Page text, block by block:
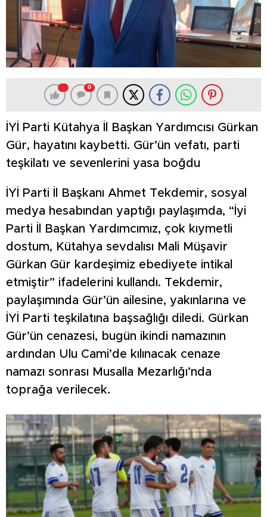
0
İYİ Parti Kütahya İl Başkan Yardımcısı Gürkan
Gür, hayatını kaybetti. Gür’ün vefatı, parti
teşkilatı ve sevenlerini yasa boğdu
İYİ Parti İl Başkanı Ahmet Tekdemir, sosyal
medya hesabından yaptığı paylaşımda, “İyi
Parti İl Başkan Yardımcımız, çok kıymetli
dostum, Kütahya sevdalısı Mali Müşavir
Gürkan Gür kardeşimiz ebediyete intikal
etmiştir” ifadelerini kullandı. Tekdemir,
paylaşımında Gür’ün ailesine, yakınlarına ve
İYİ Parti teşkilatına başsağlığı diledi. Gürkan
Gür’ün cenazesi, bugün ikindi namazının
ardından Ulu Cami’de kılınacak cenaze
namazı sonrası Musalla Mezarlığı’nda
toprağa verilecek.